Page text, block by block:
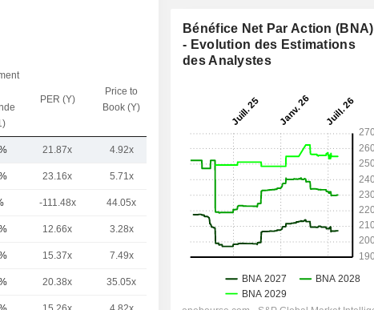
PER (Y)
Price to
Book (Y)
21.87x 4.92x 2.68x
23.16x 5.71x
-111.48x 44.05x
12.66x 3.28x 1.4x
15.37x 7.49x 2.81x
20.38x 35.05x
Bénéfice Net Par Action (BNA)
- Evolution des Estimations
des Analystes